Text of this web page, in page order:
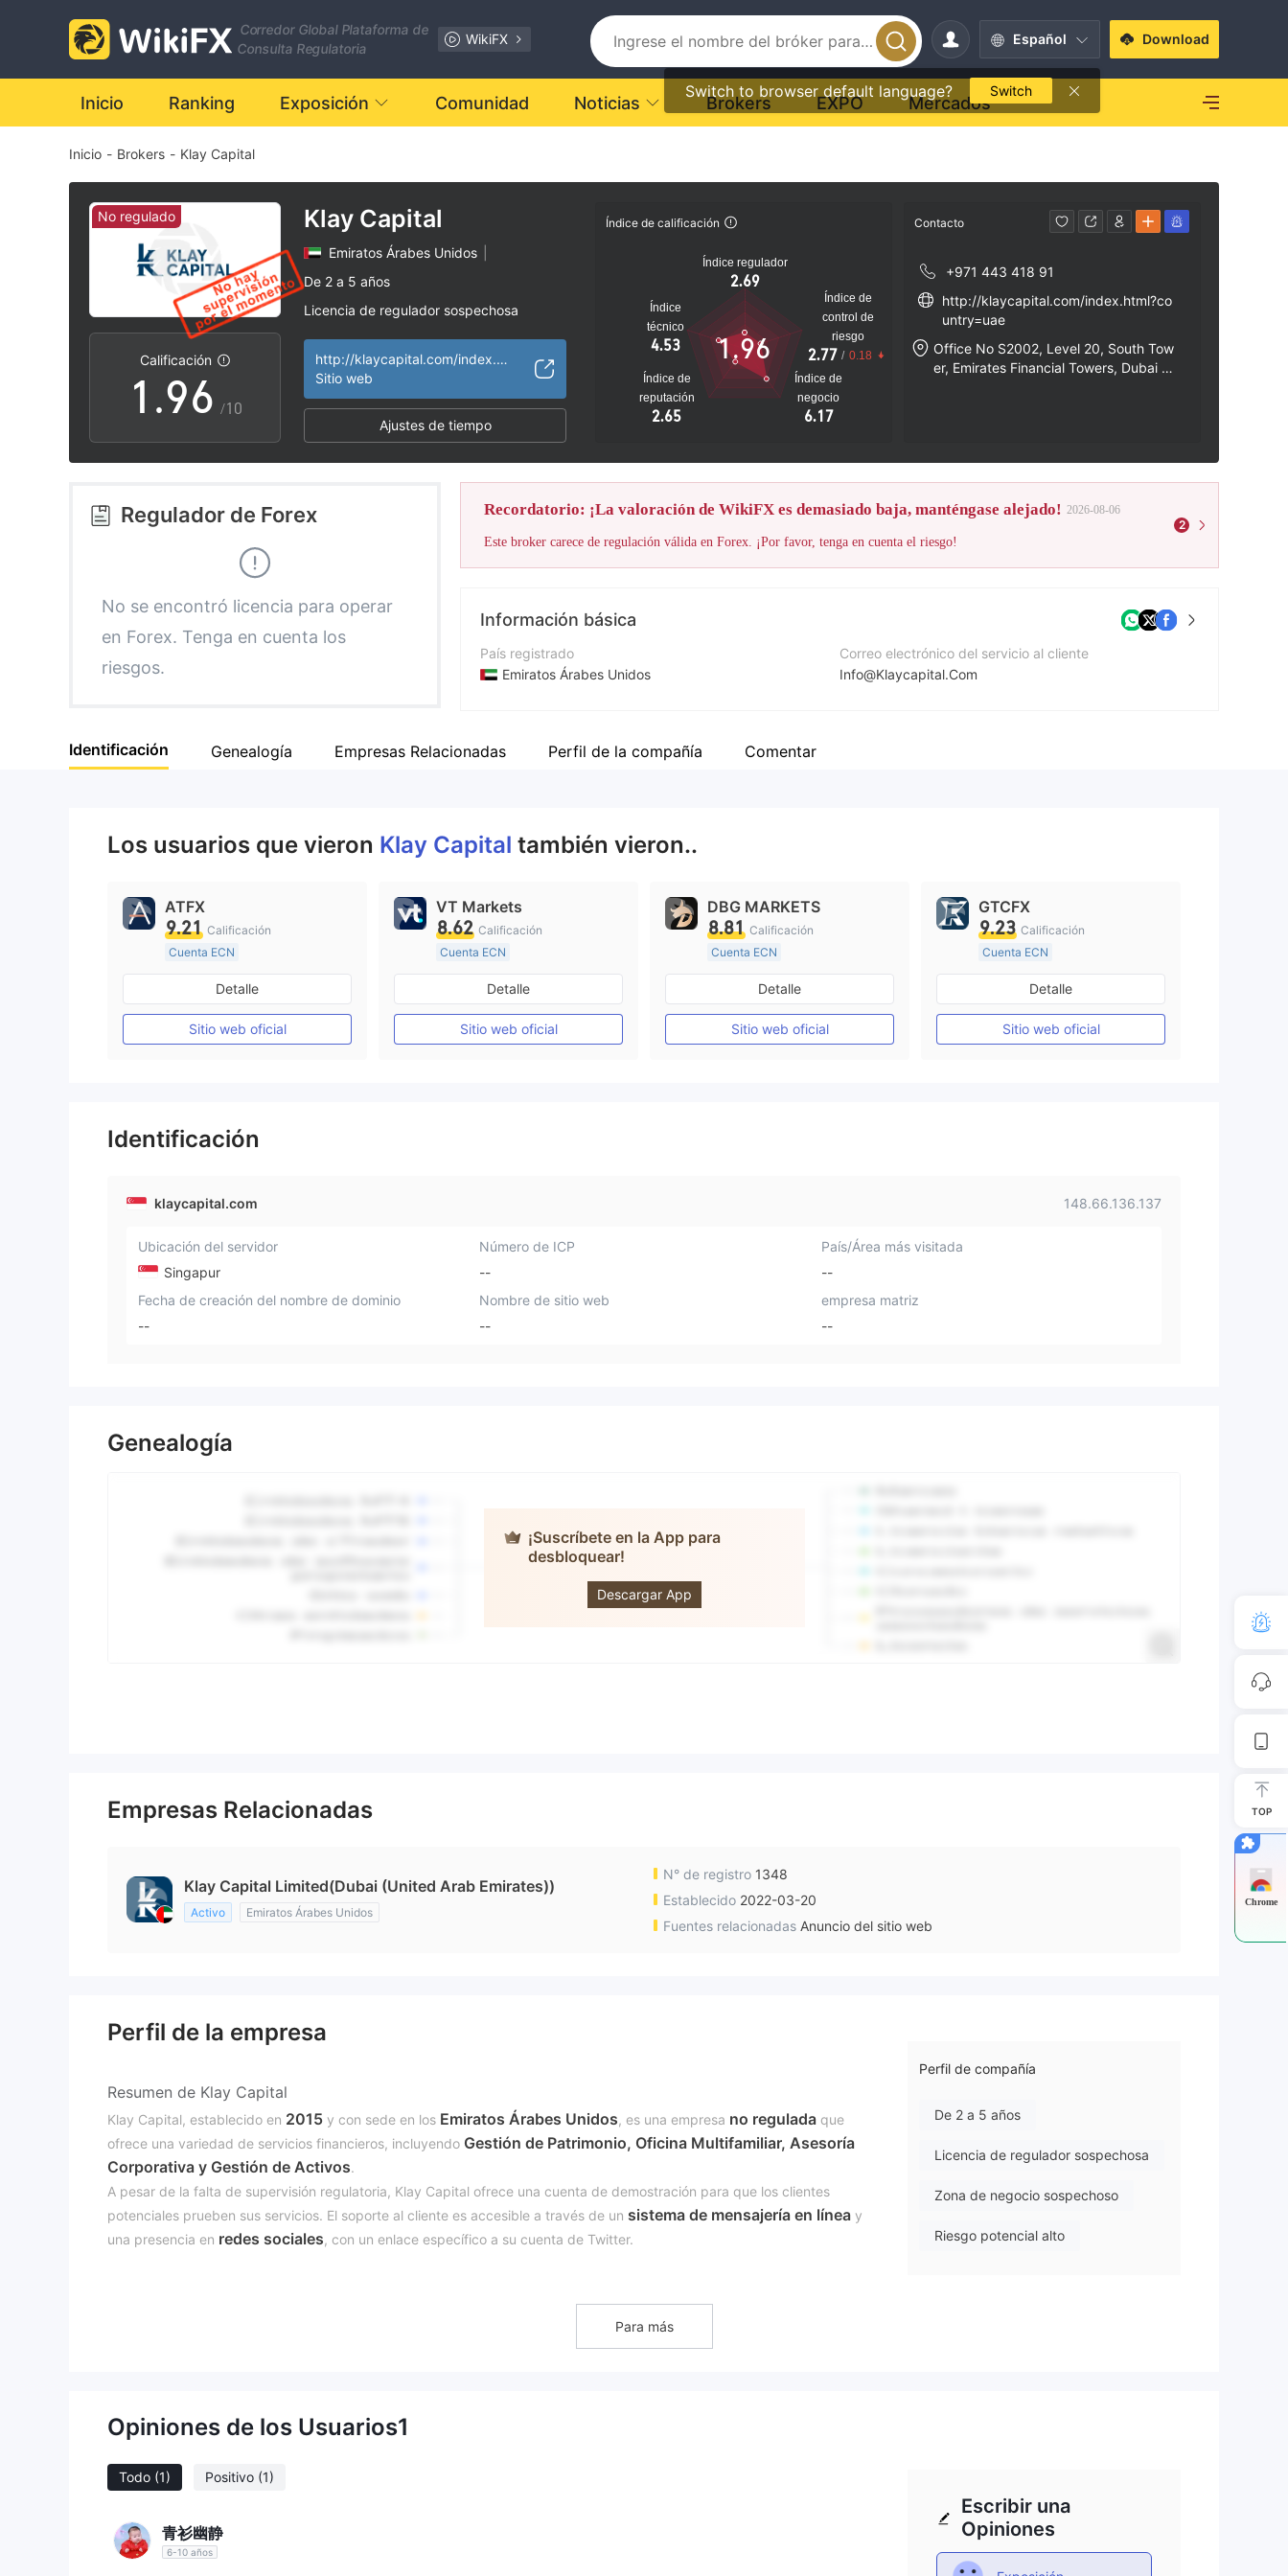
Corredor Global Plataforma de
Consulta Regulatoria
WikiFX Español
Switch to browser default language? Switch
Download
Inicio Ranking Exposición Comunidad Noticias Brokers EXPO Mercados
Inicio - Brokers - Klay Capital
No regulado
Calificación
0
1
2
3
5
6
7
8
9
.
3
4
5
6
7
8
9
0
1
2
4
5
6
7
8
/10
Klay Capital
Emiratos Árabes Unidos
De 2 a 5 años
Licencia de regulador sospechosa
Riesgo potencial alto
http://klaycapital.com/index.html?country=uae
Sitio web
Ajustes de tiempo
Índice de calificación
Índice regulador
2.69
Índice
técnico
4.53
Índice de
reputación
2.65
Índice de
negocio
6.17
Índice de
control de
riesgo
2.77 / 0.18
1.96
Contacto
+971 443 418 91
http://klaycapital.com/index.html?co
untry=uae
Office No S2002, Level 20, South Tow
er, Emirates Financial Towers, Dubai In
Regulador de Forex
No se encontró licencia para operar
en Forex. Tenga en cuenta los
riesgos.
Recordatorio: ¡La valoración de WikiFX es demasiado baja, manténgase alejado! 2026-08-06
Este broker carece de regulación válida en Forex. ¡Por favor, tenga en cuenta el riesgo!
2
Información básica
País registrado
Emiratos Árabes Unidos
Empresa
Correo electrónico del servicio al cliente
Info@Klaycapital.Com
Identificación Genealogía Empresas Relacionadas Perfil de la compañía Comentar
Los usuarios que vieron Klay Capital también vieron..
ATFX
9.21 Calificación
Cuenta ECN
De 10 a 15 años
Supervisión en Australia
Creación Mercado Forex (MM)
Licencia completa de MT4
Detalle
Sitio web oficial
VT Markets
8.62 Calificación
Cuenta ECN
De 10 a 15 años
Supervisión en Australia
Creación Mercado Forex (MM)
Licencia completa de MT4
Detalle
Sitio web oficial
DBG MARKETS
8.81 Calificación
Cuenta ECN
De 10 a 15 años
Supervisión en Australia
Creación Mercado Forex (MM)
Licencia completa de MT4
Detalle
Sitio web oficial
GTCFX
9.23 Calificación
Cuenta ECN
De 15 a 20 años
Supervisión en Reino Unido
Creación Mercado Forex (MM)
Licencia completa de MT4
Detalle
Sitio web oficial
Identificación
klaycapital.com 148.66.136.137
Ubicación del servidor
Singapur
Número de ICP
--
País/Área más visitada
--
Fecha de creación del nombre de dominio
--
Nombre de sitio web
--
empresa matriz
--
Genealogía
¡Suscríbete en la App para
desbloquear!
Descargar App
Klay Capital
Empresas Relacionadas
Klay Capital Limited(Dubai (United Arab Emirates))
Activo Emiratos Árabes Unidos
N° de registro 1348
Establecido 2022-03-20
Fuentes relacionadas Anuncio del sitio web
Perfil de la empresa
Resumen de Klay Capital
Klay Capital, establecido en 2015 y con sede en los Emiratos Árabes Unidos, es una empresa no regulada que
ofrece una variedad de servicios financieros, incluyendo Gestión de Patrimonio, Oficina Multifamiliar, Asesoría
Corporativa y Gestión de Activos.
A pesar de la falta de supervisión regulatoria, Klay Capital ofrece una cuenta de demostración para que los clientes
potenciales prueben sus servicios. El soporte al cliente es accesible a través de un sistema de mensajería en línea y
una presencia en redes sociales, con un enlace específico a su cuenta de Twitter.
mecanismos de protección típicamente aplicados en la industria.
Pros y Contras
Pros de Klay Capital:
Servicios Financieros Diversos:
Oficina Multifamiliar, Asesoría Corporativa y Gestión de Activos, satisfaciendo las necesidades de diversos perfiles de
Perfil de compañía
De 2 a 5 años
Licencia de regulador sospechosa
Zona de negocio sospechoso
Riesgo potencial alto
Para más
Opiniones de los Usuarios1
Todo (1) Positivo (1)
青衫幽静
6-10 años
Escribir una
Opiniones
TOP
Chrome